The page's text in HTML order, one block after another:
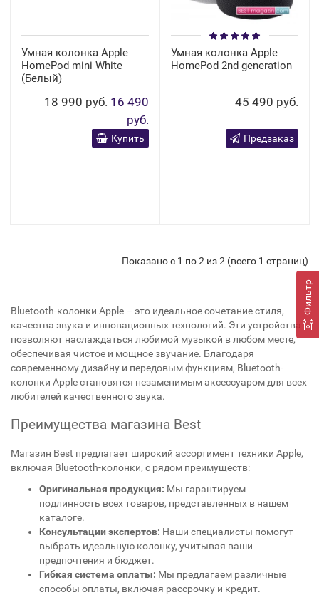
Фильтр
Умная колонка Apple
HomePod mini White
(Белый)
18 990 руб. 16 490
руб.
Купить
Умная колонка Apple
HomePod 2nd generation
45 490 руб.
Предзаказ
Показано с 1 по 2 из 2 (всего 1 страниц)
Bluetooth-колонки Apple – это идеальное сочетание стиля,
качества звука и инновационных технологий. Эти устройства
позволяют наслаждаться любимой музыкой в любом месте,
обеспечивая чистое и мощное звучание. Благодаря
современному дизайну и передовым функциям, Bluetooth-
колонки Apple становятся незаменимым аксессуаром для всех
любителей качественного звука.
Преимущества магазина Best
Магазин Best предлагает широкий ассортимент техники Apple,
включая Bluetooth-колонки, с рядом преимуществ:
Оригинальная продукция: Мы гарантируем
подлинность всех товаров, представленных в нашем
каталоге.
Консультации экспертов: Наши специалисты помогут
выбрать идеальную колонку, учитывая ваши
предпочтения и бюджет.
Гибкая система оплаты: Мы предлагаем различные
способы оплаты, включая рассрочку и кредит.